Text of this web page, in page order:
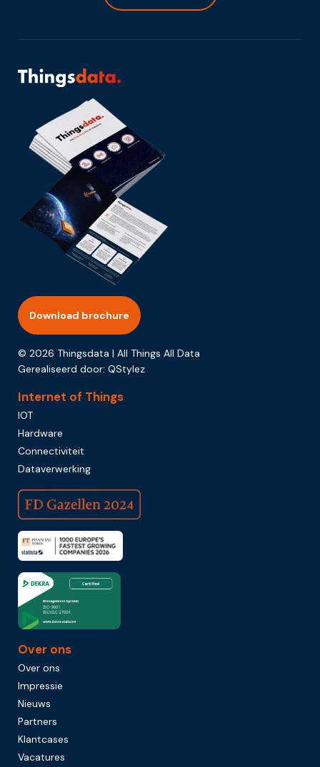
Download brochure
© 2026 Thingsdata | All Things All Data
Gerealiseerd door: QStylez
Internet of Things
IOT
Hardware
Connectiviteit
Dataverwerking
Over ons
Over ons
Impressie
Nieuws
Partners
Klantcases
Vacatures